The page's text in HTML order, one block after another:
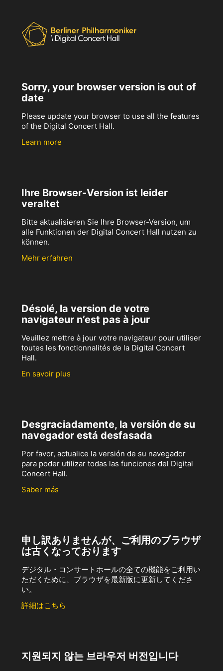
Sorry, your browser version is out of
date
Please update your browser to use all the features
of the Digital Concert Hall.
Learn more
Ihre Browser-Version ist leider
veraltet
Bitte aktualisieren Sie Ihre Browser-Version, um
alle Funktionen der Digital Concert Hall nutzen zu
können.
Mehr erfahren
Désolé, la version de votre
navigateur n’est pas à jour
Veuillez mettre à jour votre navigateur pour utiliser
toutes les fonctionnalités de la Digital Concert
Hall.
En savoir plus
Desgraciadamente, la versión de su
navegador está desfasada
Por favor, actualice la versión de su navegador
para poder utilizar todas las funciones del Digital
Concert Hall.
Saber más
申し訳ありませんが、ご利用のブラウザ
は古くなっております
デジタル・コンサートホールの全ての機能をご利用い
ただくために、ブラウザを最新版に更新してくださ
い。
詳細はこちら
지원되지 않는 브라우저 버전입니다